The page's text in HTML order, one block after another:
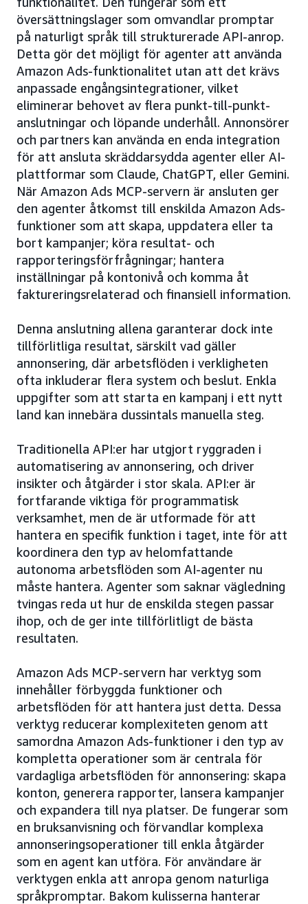
översättningslager som omvandlar promptar
på naturligt språk till strukturerade API-anrop.
Detta gör det möjligt för agenter att använda
Amazon Ads-funktionalitet utan att det krävs
anpassade engångsintegrationer, vilket
eliminerar behovet av flera punkt-till-punkt-
anslutningar och löpande underhåll. Annonsörer
och partners kan använda en enda integration
för att ansluta skräddarsydda agenter eller AI-
plattformar som Claude, ChatGPT, eller Gemini.
När Amazon Ads MCP-servern är ansluten ger
den agenter åtkomst till enskilda Amazon Ads-
funktioner som att skapa, uppdatera eller ta
bort kampanjer; köra resultat- och
rapporteringsförfrågningar; hantera
inställningar på kontonivå och komma åt
faktureringsrelaterad och finansiell information.
Denna anslutning allena garanterar dock inte
tillförlitliga resultat, särskilt vad gäller
annonsering, där arbetsflöden i verkligheten
ofta inkluderar flera system och beslut. Enkla
uppgifter som att starta en kampanj i ett nytt
land kan innebära dussintals manuella steg.
Traditionella API:er har utgjort ryggraden i
automatisering av annonsering, och driver
insikter och åtgärder i stor skala. API:er är
fortfarande viktiga för programmatisk
verksamhet, men de är utformade för att
hantera en specifik funktion i taget, inte för att
koordinera den typ av helomfattande
autonoma arbetsflöden som AI-agenter nu
måste hantera. Agenter som saknar vägledning
tvingas reda ut hur de enskilda stegen passar
ihop, och de ger inte tillförlitligt de bästa
resultaten.
Amazon Ads MCP-servern har verktyg som
innehåller förbyggda funktioner och
arbetsflöden för att hantera just detta. Dessa
verktyg reducerar komplexiteten genom att
samordna Amazon Ads-funktioner i den typ av
kompletta operationer som är centrala för
vardagliga arbetsflöden för annonsering: skapa
konton, generera rapporter, lansera kampanjer
och expandera till nya platser. De fungerar som
en bruksanvisning och förvandlar komplexa
annonseringsoperationer till enkla åtgärder
som en agent kan utföra. För användare är
verktygen enkla att anropa genom naturliga
språkpromptar. Bakom kulisserna hanterar